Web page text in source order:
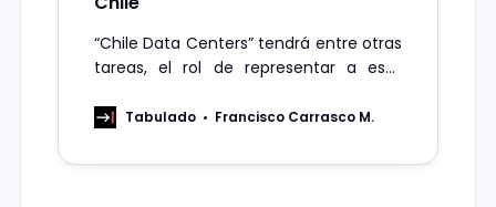
“Chile Data Centers” tendrá entre otras
tareas, el rol de representar a esta
innovación y el talento, promoción de
generar alianzas y proyectos
Tabulado Francisco Carrasco M.